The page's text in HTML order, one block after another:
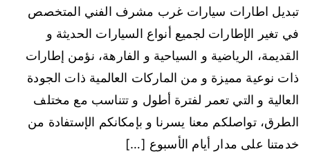
تبديل اطارات سيارات غرب مشرف الفني المتخصص
في تغير الإطارات لجميع أنواع السيارات الحديثة و
القديمة، الرياضية و السياحية و الفارهة، نؤمن إطارات
ذات نوعية مميزة و من الماركات العالمية ذات الجودة
العالية و التي تعمر لفترة أطول و تتناسب مع مختلف
الطرق، تواصلكم معنا يسرنا و بإمكانكم الإستفادة من
خدمتنا على مدار أيام الأسبوع […]